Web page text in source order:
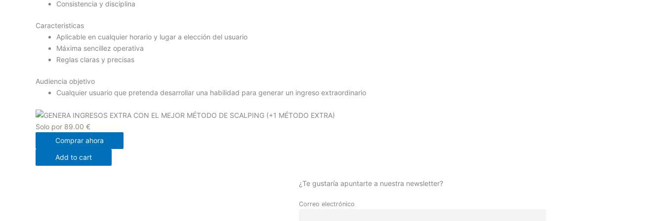
Consistencia y disciplina
Caracteristicas
Aplicable en cualquier horario y lugar a elección del usuario
Máxima sencillez operativa
Reglas claras y precisas
Audiencia objetivo
Cualquier usuario que pretenda desarrollar una habilidad para generar un ingreso extraordinario
Solo por 89.00 €
Comprar ahora
Add to cart
¿Te gustaría apuntarte a nuestra newsletter?
Correo electrónico